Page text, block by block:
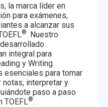
la marca líder en
para exámenes,
a alcanzar sus
®. Nuestro
integral para
y Writing.
esenciales para tomar
notas, interpretar y
paso a paso
TOEFL®.